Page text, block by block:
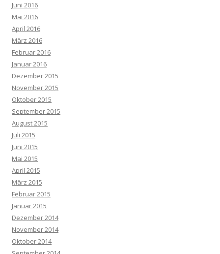
Juni 2016
Mai 2016
April 2016
März 2016
Februar 2016
Januar 2016
Dezember 2015
November 2015
Oktober 2015
September 2015
August 2015
Juli 2015
Juni 2015
Mai 2015
April 2015
März 2015
Februar 2015
Januar 2015
Dezember 2014
November 2014
Oktober 2014